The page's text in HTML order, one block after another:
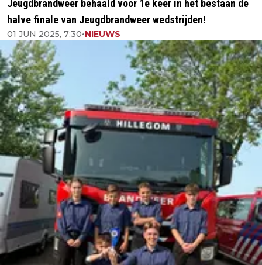
Jeugdbrandweer behaald voor 1e keer in het bestaan de
halve finale van Jeugdbrandweer wedstrijden!
01 JUN 2025, 7:30•NIEUWS